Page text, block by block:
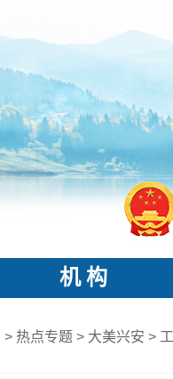
机 构
> 热点专题 > 大美兴安 >